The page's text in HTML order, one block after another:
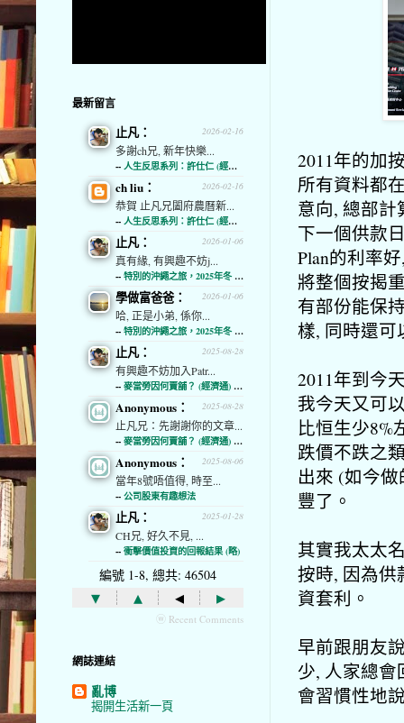
2011年的加
所有資料都
意向, 總部
下一個供款
Plan的利率
將整個按揭
有部份能保
樣, 同時還可
2011年到今
我今天又可
比恒生少8%
跌價不跌之
出來 (如今
豐了。
其實我太太
按時, 因為供
資套利。
早前跟朋友
少, 人家總
會習慣性地
最新留言
2026-02-16
止凡：
多謝ch兄, 新年快樂...
-- 人生反思系列：許仕仁 (經濟通)
2026-02-16
ch liu：
恭賀 止凡兄闔府農曆新...
-- 人生反思系列：許仕仁 (經濟通)
2026-01-06
止凡：
真有緣, 有興趣不妨j...
-- 特別的沖繩之旅，2025年冬 (經濟通)
2026-01-06
學做富爸爸：
哈, 正是小弟, 係你...
-- 特別的沖繩之旅，2025年冬 (經濟通)
2025-08-28
止凡：
有興趣不妨加入Patr...
-- 麥當勞因何賣舖？ (經濟通) (略)
2025-08-28
Anonymous：
止凡兄：先謝謝你的文章...
-- 麥當勞因何賣舖？ (經濟通) (略)
2025-08-06
Anonymous：
當年8號唔值得, 時至...
-- 公司股東有趣想法
2025-01-28
止凡：
CH兄, 好久不見, ...
-- 衝擊價值投資的回報結果 (略)
編號 1-8, 總共: 46504
▾ ▴ ◂ ▸
ⓦ Recent Comments
網誌連結
亂博
揭開生活新一頁